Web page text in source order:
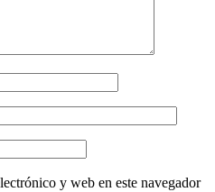
y web en este navegador